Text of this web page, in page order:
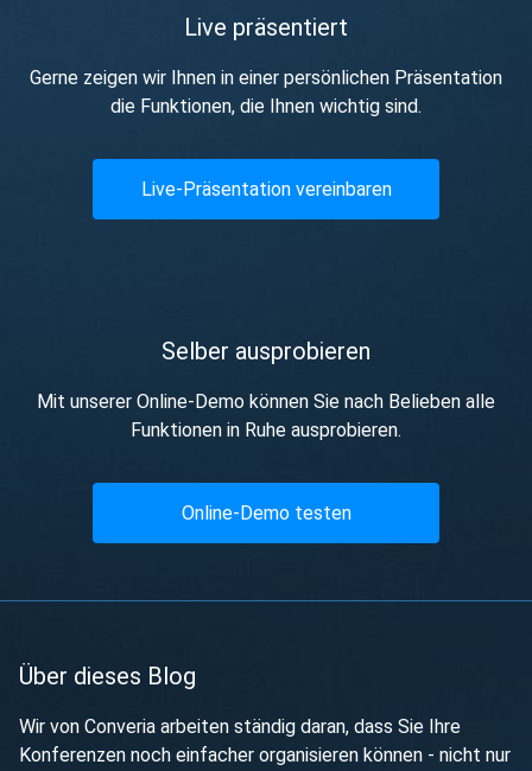
Live präsentiert
Gerne zeigen wir Ihnen in einer persönlichen Präsentation
die Funktionen, die Ihnen wichtig sind.
Live-Präsentation vereinbaren
Selber ausprobieren
Mit unserer Online-Demo können Sie nach Belieben alle
Funktionen in Ruhe ausprobieren.
Online-Demo testen
Über dieses Blog
Wir von Converia arbeiten ständig daran, dass Sie Ihre
Konferenzen noch einfacher organisieren können - nicht nur